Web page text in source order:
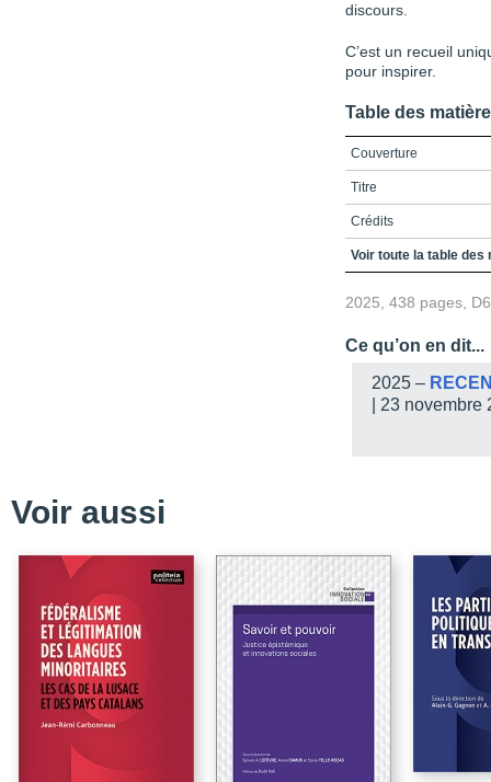
discours.
C’est un recueil
pour inspirer.
Table des
Couverture
Titre
Crédits
Cabinet du maire
Avant-propos
Le regard sur ce recueil
Faire de la politique,
Campagne électorale
Des discours qui
Table des matières
Liste des sigles et
Voir toute la table des
2025, 438 pages,
Ce qu’on en dit...
2025 –
| 23 novembre
Voir aussi